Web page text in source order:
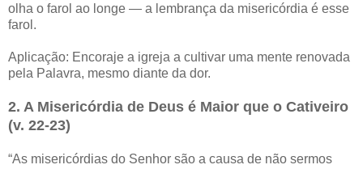
olha o farol ao longe — a lembrança da misericórdia é esse
farol.
Aplicação: Encoraje a igreja a cultivar uma mente renovada
pela Palavra, mesmo diante da dor.
2. A Misericórdia de Deus é Maior que o Cativeiro
(v. 22-23)
“As misericórdias do Senhor são a causa de não sermos